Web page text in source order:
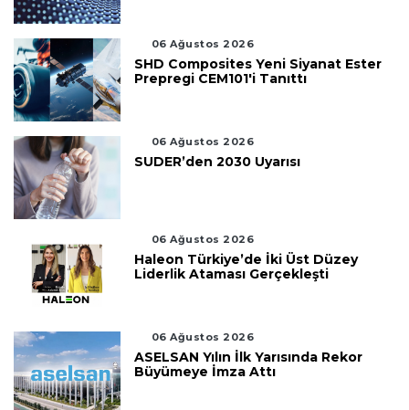
06 Ağustos 2026
SHD Composites Yeni Siyanat Ester
Prepregi CEM101'i Tanıttı
06 Ağustos 2026
SUDER’den 2030 Uyarısı
06 Ağustos 2026
Haleon Türkiye’de İki Üst Düzey
Liderlik Ataması Gerçekleşti
06 Ağustos 2026
ASELSAN Yılın İlk Yarısında Rekor
Büyümeye İmza Attı